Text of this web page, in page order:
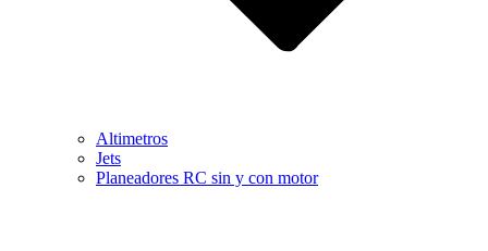
Altimetros
Jets
Planeadores RC sin y con motor